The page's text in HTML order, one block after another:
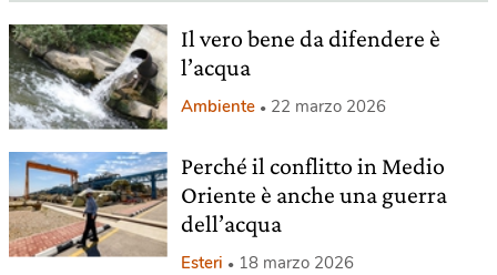
Il vero bene da difendere è
l’acqua
Ambiente 22 marzo 2026
Perché il conflitto in Medio
Oriente è anche una guerra
dell’acqua
Esteri 18 marzo 2026